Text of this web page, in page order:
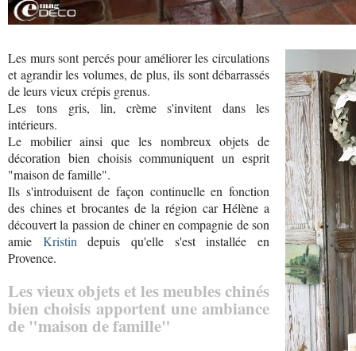
Les murs sont percés pour améliorer les circulations
et agrandir les volumes, de plus, ils sont débarrassés
de leurs vieux crépis grenus.
Les tons gris, lin, crème s'invitent dans les
intérieurs.
Le mobilier ainsi que les nombreux objets de
décoration bien choisis communiquent un esprit
"maison de famille".
Ils s'introduisent de façon continuelle en fonction
des chines et brocantes de la région car Hélène a
découvert la passion de chiner en compagnie de son
amie Kristindepuis qu'elle s'est installée en
Provence.
Les vieux objets et les meubles chinés
bien choisis apportent une ambiance
de "maison de famille"